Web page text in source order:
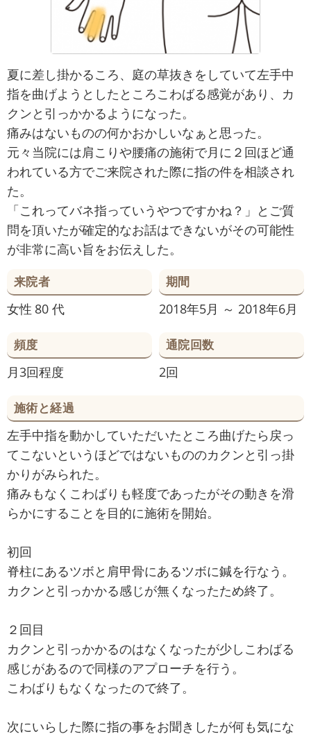
夏に差し掛かるころ、庭の草抜きをしていて左手中
指を曲げようとしたところこわばる感覚があり、カ
クンと引っかかるようになった。
痛みはないものの何かおかしいなぁと思った。
元々当院には肩こりや腰痛の施術で月に２回ほど通
われている方でご来院された際に指の件を相談され
た。
「これってバネ指っていうやつですかね？」とご質
問を頂いたが確定的なお話はできないがその可能性
が非常に高い旨をお伝えした。
来院者
女性 80 代
期間
2018年5月 ～ 2018年6月
頻度
月3回程度
通院回数
2回
施術と経過
左手中指を動かしていただいたところ曲げたら戻っ
てこないというほどではないもののカクンと引っ掛
かりがみられた。
痛みもなくこわばりも軽度であったがその動きを滑
らかにすることを目的に施術を開始。
初回
脊柱にあるツボと肩甲骨にあるツボに鍼を行なう。
カクンと引っかかる感じが無くなったため終了。
２回目
カクンと引っかかるのはなくなったが少しこわばる
感じがあるので同様のアプローチを行う。
こわばりもなくなったので終了。
次にいらした際に指の事をお聞きしたが何も気にな